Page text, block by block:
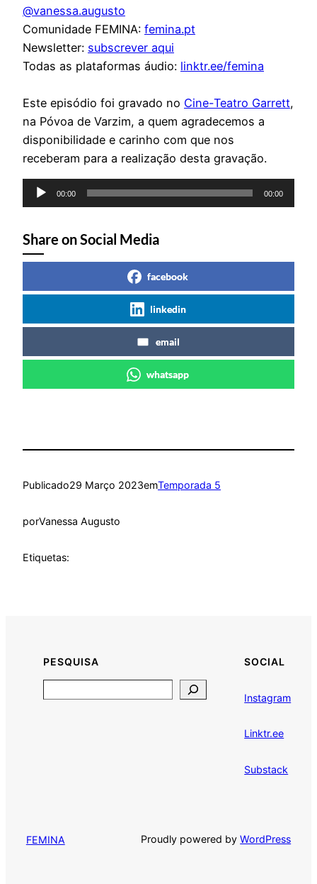
@vanessa.augusto
Comunidade FEMINA: femina.pt
Newsletter: subscrever aqui
Todas as plataformas áudio: linktr.ee/femina
Este episódio foi gravado no Cine-Teatro Garrett,
na Póvoa de Varzim, a quem agradecemos a
disponibilidade e carinho com que nos
receberam para a realização desta gravação.
Reprodutor
de
00:00 00:00
Share on Social Media
facebook
linkedin
email
whatsapp
Publicado29 Março 2023emTemporada 5
porVanessa Augusto
Etiquetas:
PESQUISA SOCIAL
Instagram
Linktr.ee
Substack
FEMINA Proudly powered byWordPress